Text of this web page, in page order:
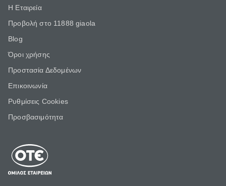
Η Εταιρεία
Προβολή στο 11888 giaola
Blog
Όροι χρήσης
Προστασία Δεδομένων
Επικοινωνία
Ρυθμίσεις Cookies
Προσβασιμότητα